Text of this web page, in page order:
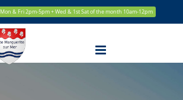
Mon & Fri 2pm-5pm + Wed & 1st Sat of the month 10am-12pm